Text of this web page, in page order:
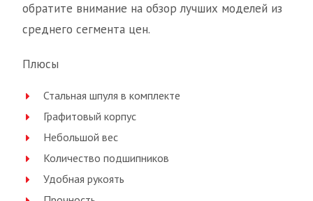
обратите внимание на обзор лучших моделей из
среднего сегмента цен.
Плюсы
Стальная шпуля в комплекте
Графитовый корпус
Небольшой вес
Количество подшипников
Удобная рукоять